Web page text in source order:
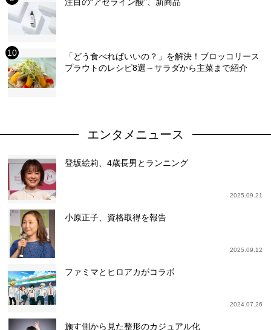
「どう食べればいいの？」を解決！ブロッコリース
プラウトのレシピ8選～サラダから主菜まで紹介
エンタメニュース
登坂絵莉、4歳長男とランニング
2025.09.21
小原正子、資格取得を報告
2025.09.12
ファミマとヒロアカがコラボ
2024.07.26
施す側から見た整形のカジュアル化